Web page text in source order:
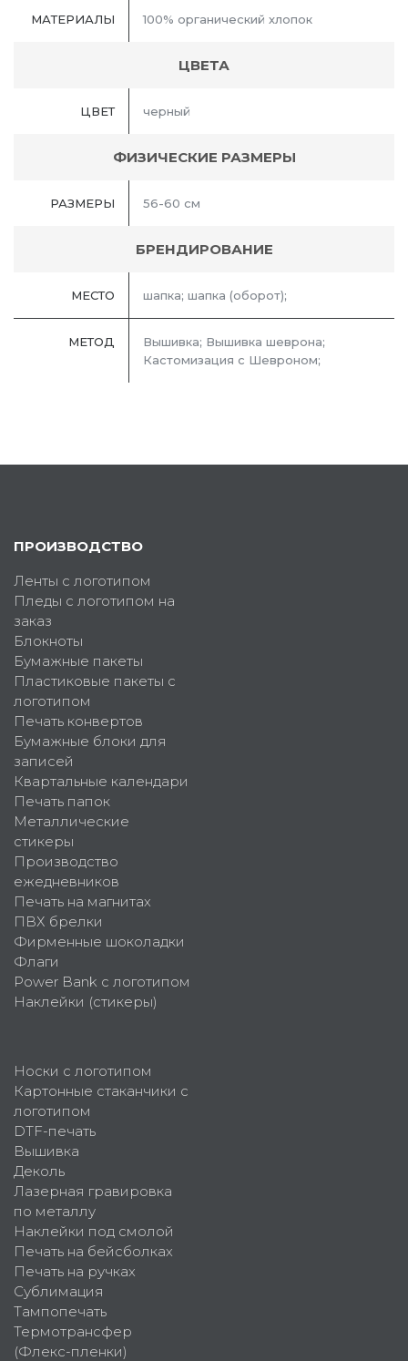
МАТЕРИАЛЫ 100% органический хлопок
ЦВЕТА
ЦВЕТ черный
ФИЗИЧЕСКИЕ РАЗМЕРЫ
РАЗМЕРЫ 56-60 см
БРЕНДИРОВАНИЕ
МЕСТО шапка; шапка (оборот);
МЕТОД
Вышивка; Вышивка шеврона;
Кастомизация с Шевроном;
ПРОИЗВОДСТВО
Ленты с логотипом
Пледы с логотипом на
заказ
Блокноты
Бумажные пакеты
Пластиковые пакеты с
логотипом
Печать конвертов
Бумажные блоки для
записей
Квартальные календари
Печать папок
Металлические
стикеры
Производство
ежедневников
Печать на магнитах
ПВХ брелки
Фирменные шоколадки
Флаги
Power Bank с логотипом
Наклейки (стикеры)
Носки с логотипом
Картонные стаканчики с
логотипом
DTF-печать
Вышивка
Деколь
Лазерная гравировка
по металлу
Наклейки под смолой
Печать на бейсболках
Печать на ручках
Сублимация
Тампопечать
Термотрансфер
(Флекс-пленки)